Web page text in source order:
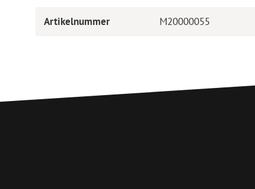
Artikelnummer M20000055